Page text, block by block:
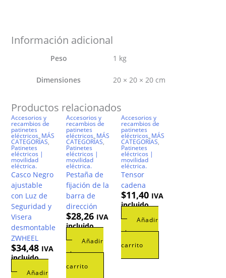
Información adicional
Peso 1 kg
Dimensiones 20 × 20 × 20 cm
Productos relacionados
Accesorios y
recambios de
patinetes
eléctricos, MÁS
CATEGORÍAS,
Patinetes
eléctricos |
movilidad
eléctrica.
Casco Negro
ajustable
con Luz de
Seguridad y
Visera
desmontable
ZWHEEL
$34,48 IVA
incluido
Añadir
Accesorios y
recambios de
patinetes
eléctricos, MÁS
CATEGORÍAS,
Patinetes
eléctricos |
movilidad
eléctrica.
Pestaña de
fijación de la
barra de
dirección
$28,26 IVA
incluido
Añadir
al
carrito
Accesorios y
recambios de
patinetes
eléctricos, MÁS
CATEGORÍAS,
Patinetes
eléctricos |
movilidad
eléctrica.
Tensor
cadena
$11,40 IVA
incluido
Añadir
al
carrito